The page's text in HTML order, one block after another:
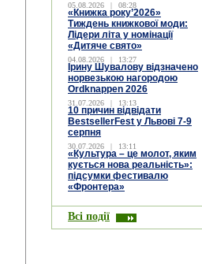
05.08.2026 | 08:28
«Книжка року’2026»
Тиждень книжкової моди:
Лідери літа у номінації
«Дитяче свято»
04.08.2026 | 13:27
Ірину Шувалову відзначено
норвезькою нагородою
Ordknappen 2026
31.07.2026 | 13:13
10 причин відвідати
BestsellerFest у Львові 7-9
серпня
30.07.2026 | 13:11
«Культура – це молот, яким
кується нова реальність»:
підсумки фестивалю
«Фронтера»
Всі події